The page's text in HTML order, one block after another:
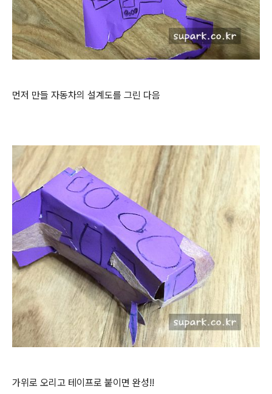
먼저 만들 자동차의 설계도를 그린 다음
가위로 오리고 테이프로 붙이면 완성!!